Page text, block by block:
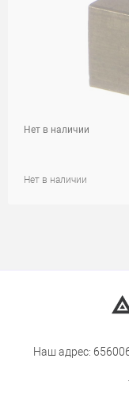
Нет в наличии
Нет в наличии
Наш адрес: